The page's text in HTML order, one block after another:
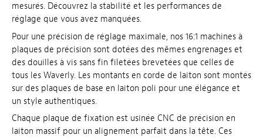
mesurés. Découvrez la stabilité et les performances de
réglage que vous avez manquées.
Pour une précision de réglage maximale, nos 16:1 machines à
plaques de précision sont dotées des mêmes engrenages et
des douilles à vis sans fin filetées brevetées que celles de
tous les Waverly. Les montants en corde de laiton sont montés
sur des plaques de base en laiton poli pour une élégance et
un style authentiques.
Chaque plaque de fixation est usinée CNC de précision en
laiton massif pour un alignement parfait dans la tête. Ces